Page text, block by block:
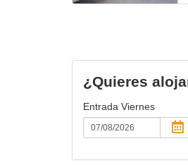
¿Quieres
Entrada Viernes